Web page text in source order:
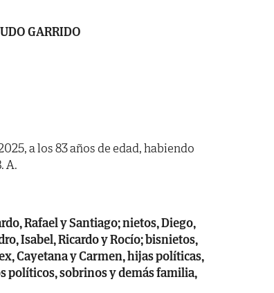
GARRIDO
a los 83 años de edad, habiendo
A.
Rafael y Santiago; nietos, Diego,
Isabel, Ricardo y Rocío; bisnietos,
Cayetana y Carmen, hijas políticas,
políticos, sobrinos y demás familia,